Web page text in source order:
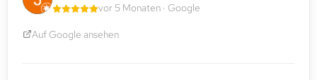
vor 5 Monaten · Google
Auf Google ansehen